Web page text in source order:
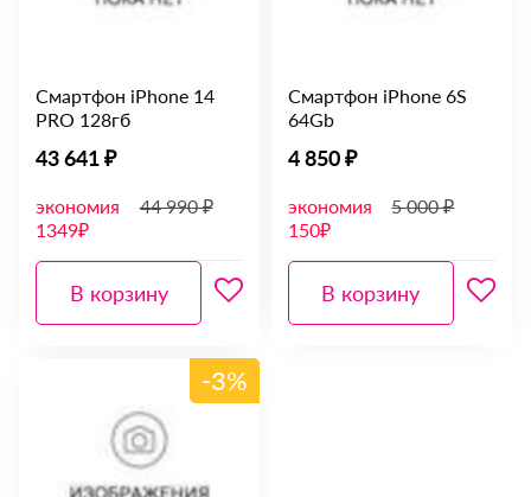
Смартфон iPhone 14
PRO 128гб
43 641 ₽
экономия
1349₽
44 990 ₽
В корзину
Смартфон iPhone 6S
64Gb
4 850 ₽
экономия
150₽
5 000 ₽
В корзину
-3%